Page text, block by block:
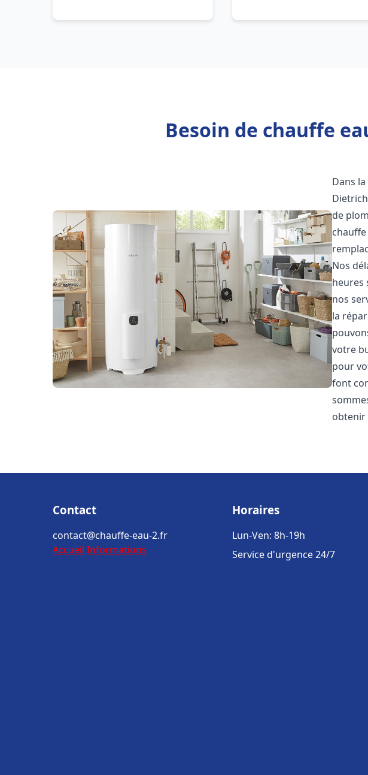
Besoin de chauffe
Dans
de
Nos
heures
nos
la
votre
pour
font
obtenir
Contact
contact@chauffe-eau-2.fr
Accueil Informations
Horaires
Lun-Ven: 8h-19h
Service d'urgence 24/7